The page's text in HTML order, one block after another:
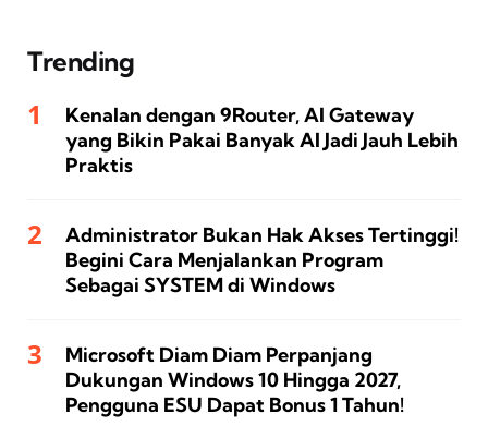
Trending
Kenalan dengan 9Router, AI Gateway
yang Bikin Pakai Banyak AI Jadi Jauh Lebih
Praktis
Administrator Bukan Hak Akses Tertinggi!
Begini Cara Menjalankan Program
Sebagai SYSTEM di Windows
Microsoft Diam Diam Perpanjang
Dukungan Windows 10 Hingga 2027,
Pengguna ESU Dapat Bonus 1 Tahun!